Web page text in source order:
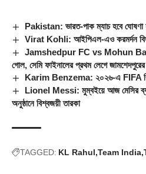
Pakistan: ভারত-পাক ম্যাচ হবে ঘোষণা
Virat Kohli: আইপিএল-এও করমর্দন
Jamshedpur FC vs Mohun
গোল, সেমি ফাইনালের প্রথম লেগে জামশেদপুরের
Karim Benzema: ২০২৬-এ FIFA
Lionel Messi: মুম্বইয়ে আজ মেসির
অনুষ্ঠানে বিশ্বজয়ী তারকা
TAGGED: KL Rahul Team India